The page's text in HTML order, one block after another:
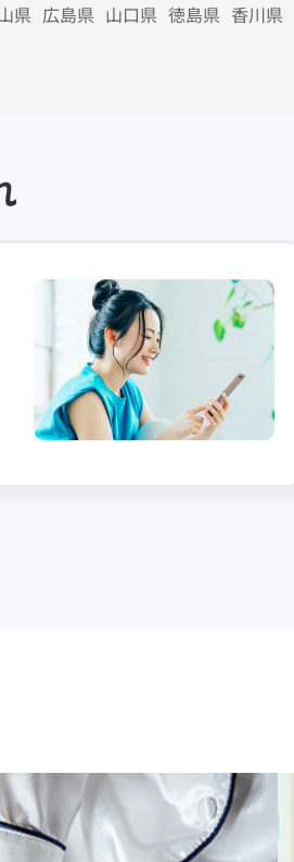
県 広島県 山口県 徳島県 香川県